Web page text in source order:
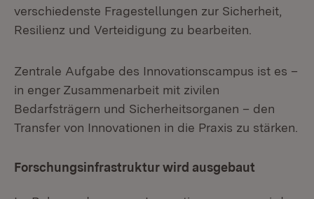
verschiedenste Fragestellungen zur Sicherheit,
Resilienz und Verteidigung zu bearbeiten.
Zentrale Aufgabe des Innovationscampus ist es –
in enger Zusammenarbeit mit zivilen
Bedarfsträgern und Sicherheitsorganen – den
Transfer von Innovationen in die Praxis zu stärken.
Forschungsinfrastruktur wird ausgebaut